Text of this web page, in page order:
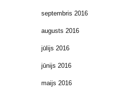
septembris 2016
augusts 2016
jūlijs 2016
jūnijs 2016
maijs 2016